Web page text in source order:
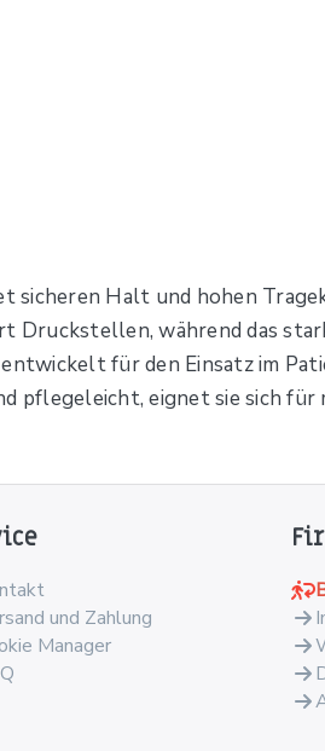
Halt und hohen
Druckstellen, während das
für den Einsatz im
pflegeleicht, eignet sie sich
und Zahlung
Manager